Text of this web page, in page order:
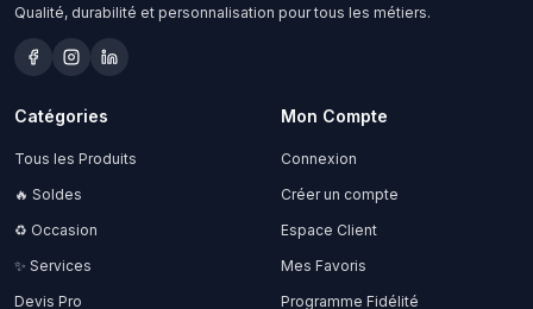
Qualité, durabilité et personnalisation pour tous les métiers.
Catégories
Tous les Produits
🔥 Soldes
♻️ Occasion
✨ Services
Devis Pro
Mon Compte
Connexion
Créer un compte
Espace Client
Mes Favoris
Programme Fidélité